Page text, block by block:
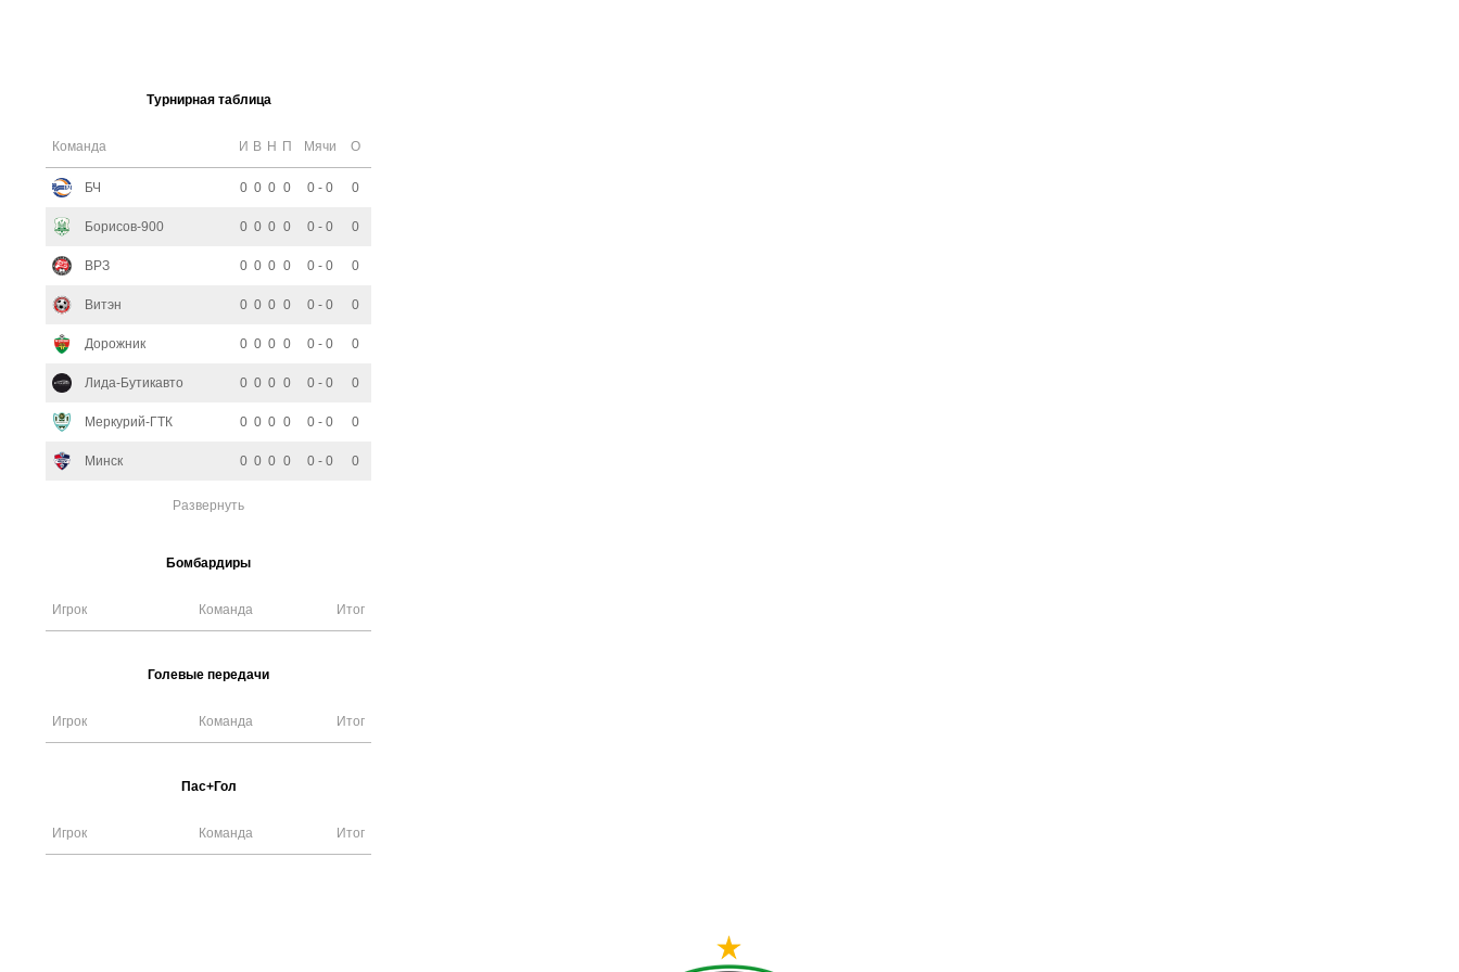
Турнирная таблица
Команда И В Н П Мячи О
БЧ 0 0 0 0 0 - 0 0
Борисов-900 0 0 0 0 0 - 0 0
ВРЗ 0 0 0 0 0 - 0 0
Витэн 0 0 0 0 0 - 0 0
Дорожник 0 0 0 0 0 - 0 0
Лида-Бутикавто 0 0 0 0 0 - 0 0
Меркурий-ГТК 0 0 0 0 0 - 0 0
Минск 0 0 0 0 0 - 0 0
Развернуть
Бомбардиры
Игрок Команда Итог
Голевые передачи
Игрок Команда Итог
Пас+Гол
Игрок Команда Итог